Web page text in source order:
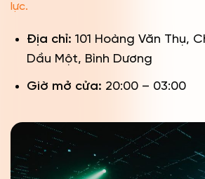
lực.
Địa chỉ: 101 Hoàng Văn Thụ,
Dầu Một, Bình Dương
Giờ mở cửa: 20:00 – 03:00